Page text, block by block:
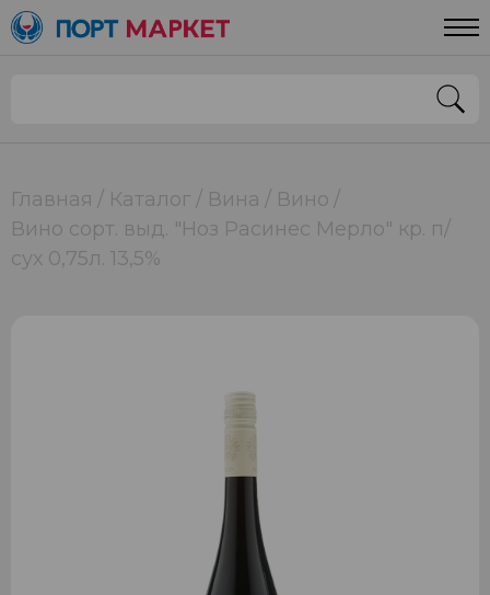
Главная Каталог Вина
Вино
Вино сорт. выд. "Ноз Расинес Мерло" кр. п/
сух 0,75л. 13,5%